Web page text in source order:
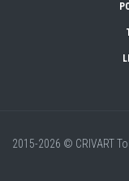
2015-2026 © CRIVART